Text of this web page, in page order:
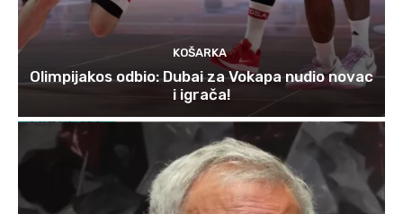
KOŠARKA
Olimpijakos odbio: Dubai za Vokapa nudio novac
i igrača!